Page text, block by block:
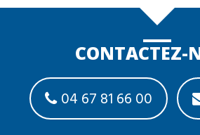
CONTACTEZ-
04 67 81 66 00